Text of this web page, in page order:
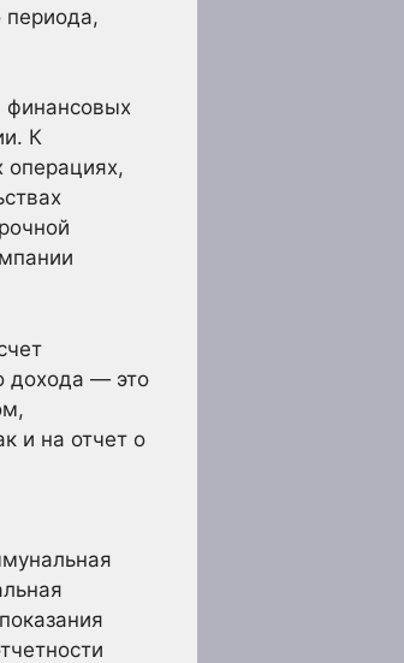
периода,
финансовых
К
дохода — это
и на отчет о